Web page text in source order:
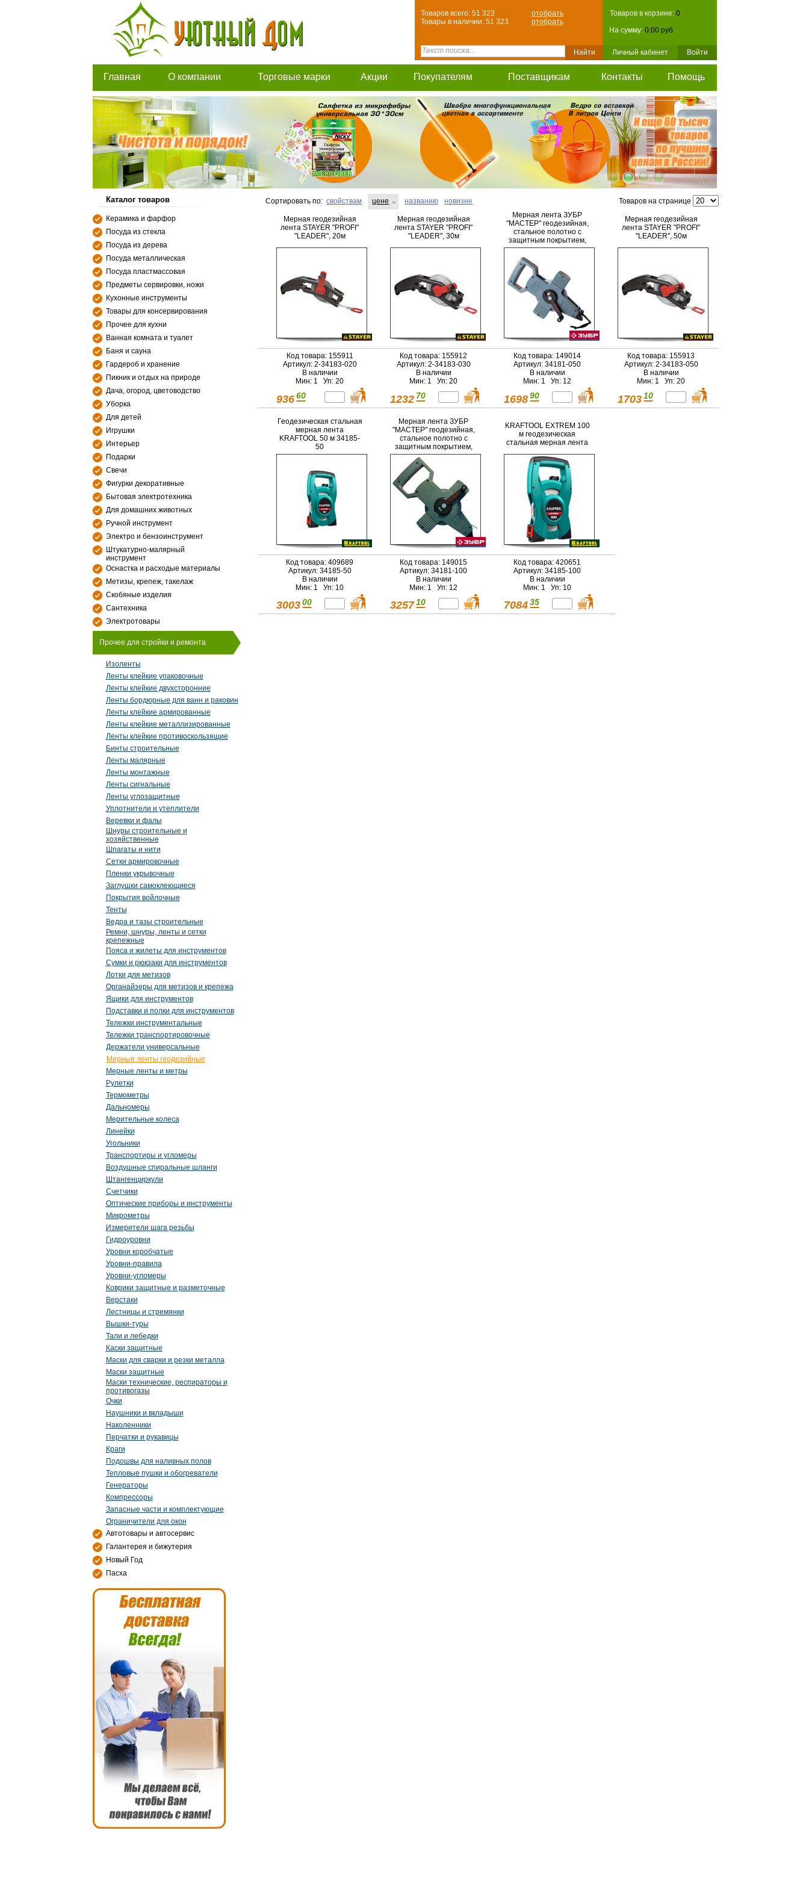
Товаров в корзине: 0
На сумму: 0.00 руб.
Личный кабинет Войти
Товаров всего: 51 323
отобрать
Товары в наличии: 51 323
отобрать
Главная О компании Торговые марки Акции Покупателям Поставщикам Контакты Помощь
Каталог товаров
Керамика и фарфор
Посуда из стекла
Посуда из дерева
Посуда металлическая
Посуда пластмассовая
Предметы сервировки, ножи
Кухонные инструменты
Товары для консервирования
Прочее для кухни
Ванная комната и туалет
Баня и сауна
Гардероб и хранение
Пикник и отдых на природе
Дача, огород, цветоводство
Уборка
Для детей
Игрушки
Интерьер
Подарки
Свечи
Фигурки декоративные
Бытовая электротехника
Для домашних животных
Ручной инструмент
Электро и бензоинструмент
Штукатурно-малярный
инструмент
Оснастка и расходые материалы
Метизы, крепеж, такелаж
Скобяные изделия
Сантехника
Электротовары
Прочее для стройки и ремонта
Изоленты
Ленты клейкие упаковочные
Ленты клейкие двухсторонние
Ленты бордюрные для ванн и раковин
Ленты клейкие армированные
Ленты клейкие металлизированные
Ленты клейкие противоскользящие
Бинты строительные
Ленты малярные
Ленты монтажные
Ленты сигнальные
Ленты углозащитные
Уплотнители и утеплители
Веревки и фалы
Шнуры строительные и
хозяйственные
Шпагаты и нити
Сетки армировочные
Пленки укрывочные
Заглушки самоклеющиеся
Покрытия войлочные
Тенты
Ведра и тазы строительные
Ремни, шнуры, ленты и сетки
крепежные
Пояса и жилеты для инструментов
Сумки и рюкзаки для инструментов
Лотки для метизов
Органайзеры для метизов и крепежа
Ящики для инструментов
Подставки и полки для инструментов
Тележки инструментальные
Тележки транспортировочные
Держатели универсальные
Мерные ленты геодезийные
Мерные ленты и метры
Рулетки
Термометры
Дальномеры
Мерительные колеса
Линейки
Угольники
Транспортиры и угломеры
Воздушные спиральные шланги
Штангенциркули
Счетчики
Оптические приборы и инструменты
Микрометры
Измерители шага резьбы
Гидроуровни
Уровни коробчатые
Уровни-правила
Уровни-угломеры
Коврики защитные и разметочные
Верстаки
Лестницы и стремянки
Вышки-туры
Тали и лебедки
Каски защитные
Маски для сварки и резки металла
Маски защитные
Маски технические, респираторы и
противогазы
Очки
Наушники и вкладыши
Наколенники
Перчатки и рукавицы
Краги
Подошвы для наливных полов
Тепловые пушки и обогреватели
Генераторы
Компрессоры
Запасные части и комплектующие
Ограничители для окон
Автотовары и автосервис
Галантерея и бижутерия
Новый Год
Пасха
Сортировать по: свойствам цене названию новизне Товаров на странице
Мерная геодезийная
лента STAYER "PROFI"
"LEADER", 20м
Код товара: 155911
Артикул: 2-34183-020
В наличии
Мин: 1 Уп: 20
936 60
Мерная геодезийная
лента STAYER "PROFI"
"LEADER", 30м
Код товара: 155912
Артикул: 2-34183-030
В наличии
Мин: 1 Уп: 20
1232 70
Мерная лента ЗУБР
"МАСТЕР" геодезийная,
стальное полотно с
защитным покрытием,
50мх10мм
Код товара: 149014
Артикул: 34181-050
В наличии
Мин: 1 Уп: 12
1698 90
Мерная геодезийная
лента STAYER "PROFI"
"LEADER", 50м
Код товара: 155913
Артикул: 2-34183-050
В наличии
Мин: 1 Уп: 20
1703 10
Геодезическая стальная
мерная лента
KRAFTOOL 50 м 34185-
50
Код товара: 409689
Артикул: 34185-50
В наличии
Мин: 1 Уп: 10
3003 00
Мерная лента ЗУБР
"МАСТЕР" геодезийная,
стальное полотно с
защитным покрытием,
100мх10мм
Код товара: 149015
Артикул: 34181-100
В наличии
Мин: 1 Уп: 12
3257 10
KRAFTOOL EXTREM 100
м геодезическая
стальная мерная лента
Код товара: 420651
Артикул: 34185-100
В наличии
Мин: 1 Уп: 10
7084 35